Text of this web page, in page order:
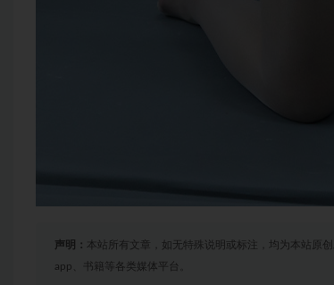
声明： 本站所有文章，如无特殊说明或标注，均为本站原
app、书籍等各类媒体平台。